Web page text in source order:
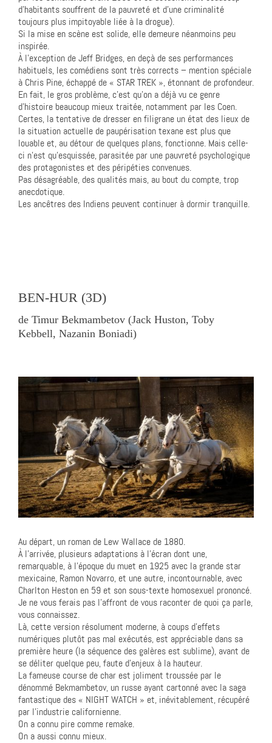
d’habitants souffrent de la pauvreté et d’une criminalité
toujours plus impitoyable liée à la drogue).
Si la mise en scène est solide, elle demeure néanmoins peu
inspirée.
À l’exception de Jeff Bridges, en deçà de ses performances
habituels, les comédiens sont très corrects – mention spéciale
à Chris Pine, échappé de « STAR TREK », étonnant de profondeur.
En fait, le gros problème, c’est qu’on a déjà vu ce genre
d’histoire beaucoup mieux traitée, notamment par les Coen.
Certes, la tentative de dresser en filigrane un état des lieux de
la situation actuelle de paupérisation texane est plus que
louable et, au détour de quelques plans, fonctionne. Mais celle-
ci n’est qu’esquissée, parasitée par une pauvreté psychologique
des protagonistes et des péripéties convenues.
Pas désagréable, des qualités mais, au bout du compte, trop
anecdotique.
Les ancêtres des Indiens peuvent continuer à dormir tranquille.
BEN-HUR (3D)
de Timur Bekmambetov (Jack Huston, Toby
Kebbell, Nazanin Boniadi)
Au départ, un roman de Lew Wallace de 1880.
À l’arrivée, plusieurs adaptations à l’écran dont une,
remarquable, à l’époque du muet en 1925 avec la grande star
mexicaine, Ramon Novarro, et une autre, incontournable, avec
Charlton Heston en 59 et son sous-texte homosexuel prononcé.
Je ne vous ferais pas l’affront de vous raconter de quoi ça parle,
vous connaissez.
Là, cette version résolument moderne, à coups d’effets
numériques plutôt pas mal exécutés, est appréciable dans sa
première heure (la séquence des galères est sublime), avant de
se déliter quelque peu, faute d’enjeux à la hauteur.
La fameuse course de char est joliment troussée par le
dénommé Bekmambetov, un russe ayant cartonné avec la saga
fantastique des « NIGHT WATCH » et, inévitablement, récupéré
par l’industrie californienne.
On a connu pire comme remake.
On a aussi connu mieux.